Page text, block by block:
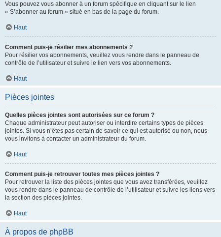
Vous pouvez vous abonner à un forum spécifique en cliquant sur le lien
« S’abonner au forum » situé en bas de la page du forum.
Haut
Comment puis-je résilier mes abonnements ?
Pour résilier vos abonnements, veuillez vous rendre dans le panneau de
contrôle de l’utilisateur et suivre le lien vers vos abonnements.
Haut
Pièces jointes
Quelles pièces jointes sont autorisées sur ce forum ?
Chaque administrateur peut autoriser ou interdire certains types de pièces
jointes. Si vous n’êtes pas certain de savoir ce qui est autorisé ou non, nous
vous invitons à contacter un administrateur du forum.
Haut
Comment puis-je retrouver toutes mes pièces jointes ?
Pour retrouver la liste des pièces jointes que vous avez transférées, veuillez
vous rendre dans le panneau de contrôle de l’utilisateur et suivre les liens vers
la section des pièces jointes.
Haut
À propos de phpBB